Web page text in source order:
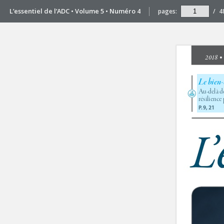
L’essentiel de l’ADC • Volume 5 • Numéro 4 pages: /